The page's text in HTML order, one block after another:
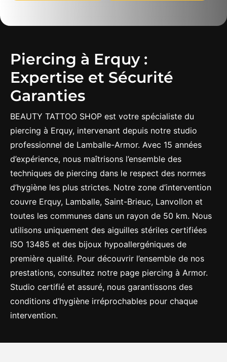
Piercing à Erquy :
Expertise et Sécurité
Garanties
BEAUTY TATTOO SHOP est votre spécialiste du
piercing à Erquy, intervenant depuis notre studio
professionnel de Lamballe-Armor. Avec 15 années
d’expérience, nous maîtrisons l’ensemble des
techniques de piercing dans le respect des normes
d’hygiène les plus strictes. Notre zone d’intervention
couvre Erquy, Lamballe, Saint-Brieuc, Lanvollon et
toutes les communes dans un rayon de 50 km. Nous
utilisons uniquement des aiguilles stériles certifiées
ISO 13485 et des bijoux hypoallergéniques de
première qualité. Pour découvrir l’ensemble de nos
prestations, consultez notre page piercing à Armor.
Studio certifié et assuré, nous garantissons des
conditions d’hygiène irréprochables pour chaque
intervention.